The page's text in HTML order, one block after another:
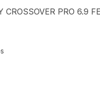
CROSSOVER PRO 6.9